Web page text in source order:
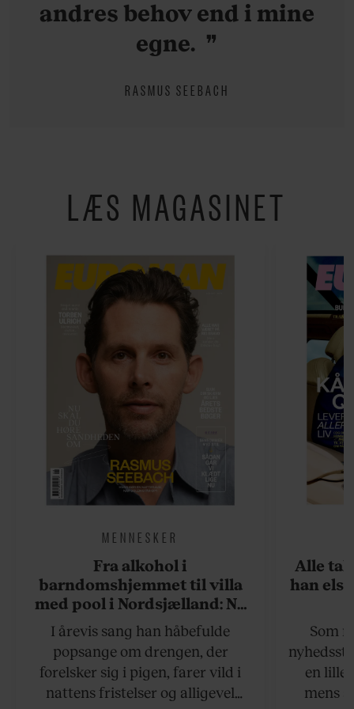
andres behov end i mine
egne.
RASMUS SEEBACH
LÆS MAGASINET
MENNESKER
Fra alkohol i
barndomshjemmet til villa
med pool i Nordsjælland: Nu
skal du høre sandheden om
Rasmus Seebach
I årevis sang han håbefulde
popsange om drengen, der
forelsker sig i pigen, farer vild i
nattens fristelser og alligevel
Alle
han
Som
en lille
mens